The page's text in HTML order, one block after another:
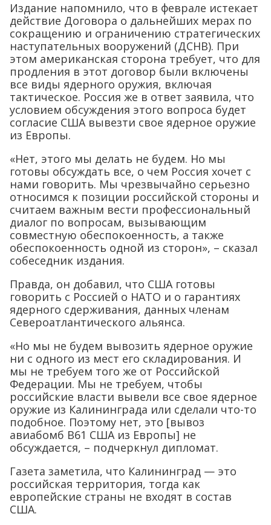
Издание напомнило, что в феврале истекает
действие Договора о дальнейших мерах по
сокращению и ограничению стратегических
наступательных вооружений (ДСНВ). При
этом американская сторона требует, что для
продления в этот договор были включены
все виды ядерного оружия, включая
тактическое. Россия же в ответ заявила, что
условием обсуждения этого вопроса будет
согласие США вывезти свое ядерное оружие
из Европы.
«Нет, этого мы делать не будем. Но мы
готовы обсуждать все, о чем Россия хочет с
нами говорить. Мы чрезвычайно серьезно
относимся к позиции российской стороны и
считаем важным вести профессиональный
диалог по вопросам, вызывающим
совместную обеспокоенность, а также
обеспокоенность одной из сторон», – сказал
собеседник издания.
Правда, он добавил, что США готовы
говорить с Россией о НАТО и о гарантиях
ядерного сдерживания, данных членам
Североатлантического альянса.
«Но мы не будем вывозить ядерное оружие
ни с одного из мест его складирования. И
мы не требуем того же от Российской
Федерации. Мы не требуем, чтобы
российские власти вывели все свое ядерное
оружие из Калининграда или сделали что-то
подобное. Поэтому нет, это [вывоз
авиабомб B61 США из Европы] не
обсуждается, – подчеркнул дипломат.
Газета заметила, что Калининград — это
российская территория, тогда как
европейские страны не входят в состав
США.